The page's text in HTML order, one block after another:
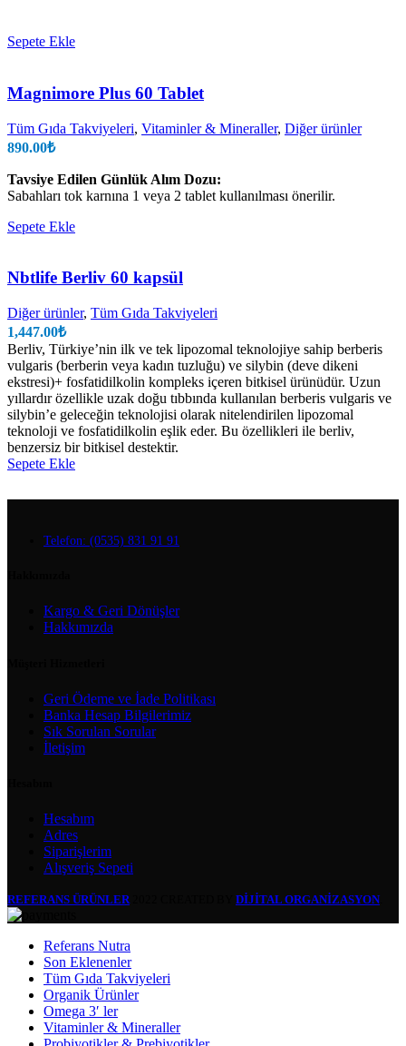
Sepete Ekle
Magnimore Plus 60 Tablet
Tüm Gıda Takviyeleri, Vitaminler & Mineraller, Diğer ürünler
890.00₺
Tavsiye Edilen Günlük Alım Dozu:
Sabahları tok karnına 1 veya 2 tablet kullanılması önerilir.
Sepete Ekle
Nbtlife Berliv 60 kapsül
Diğer ürünler, Tüm Gıda Takviyeleri
1,447.00₺
Berliv, Türkiye’nin ilk ve tek lipozomal teknolojiye sahip berberis
vulgaris (berberin veya kadın tuzluğu) ve silybin (deve dikeni
ekstresi)+ fosfatidilkolin kompleks içeren bitkisel ürünüdür. Uzun
yıllardır özellikle uzak doğu tıbbında kullanılan berberis vulgaris ve
silybin’e geleceğin teknolojisi olarak nitelendirilen lipozomal
teknoloji ve fosfatidilkolin eşlik eder. Bu özellikleri ile berliv,
benzersiz bir bitkisel destektir.
Sepete Ekle
Telefon: (0535) 831 91 91
Kargo & Geri Dönüşler
Hakkımızda
Geri Ödeme ve İade Politikası
Banka Hesap Bilgilerimiz
Sık Sorulan Sorular
İletişim
Hesabım
Adres
Siparişlerim
Alışveriş Sepeti
REFERANS ÜRÜNLER DİJİTAL ORGANİZASYON.
Referans Nutra
Son Eklenenler
Tüm Gıda Takviyeleri
Organik Ürünler
Omega 3′ ler
Vitaminler & Mineraller